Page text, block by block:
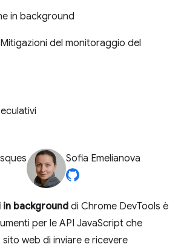
in background
del monitoraggio del
Sofia Emelianova
in background di Chrome DevTools è
per le API JavaScript che
web di inviare e ricevere